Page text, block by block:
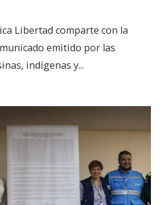
Libertad comparte con la
emitido por las
indígenas y...